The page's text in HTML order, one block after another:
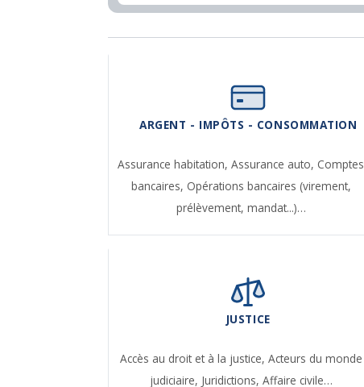
ARGENT - IMPÔTS - CONSOMMATION
Assurance habitation,Assurance auto, Comptes
bancaires, Opérations bancaires (virement,
prélèvement, mandat...)…
JUSTICE
Accès au droit et à la justice, Acteurs du monde
judiciaire, Juridictions, Affaire civile…